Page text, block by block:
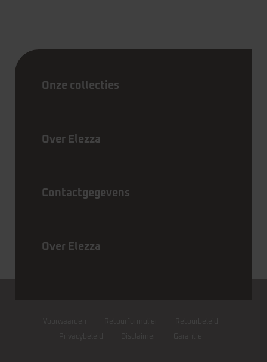
Onze collecties
Over Elezza
Contactgegevens
Over Elezza